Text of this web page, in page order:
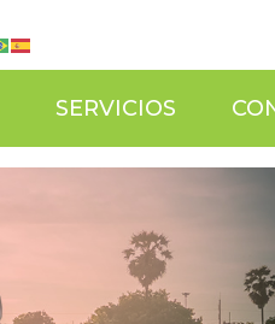
SERVICIOS